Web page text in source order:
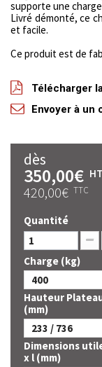
supporte une charge
Livré démonté, ce
et facile.
Ce produit est de
Télécharger
Envoyer à un
dès
350,00€ HT
420,00€ TTC
Quantité
Charge (kg)
400
Hauteur
(mm)
233 / 736
Dimensions
x l (mm)